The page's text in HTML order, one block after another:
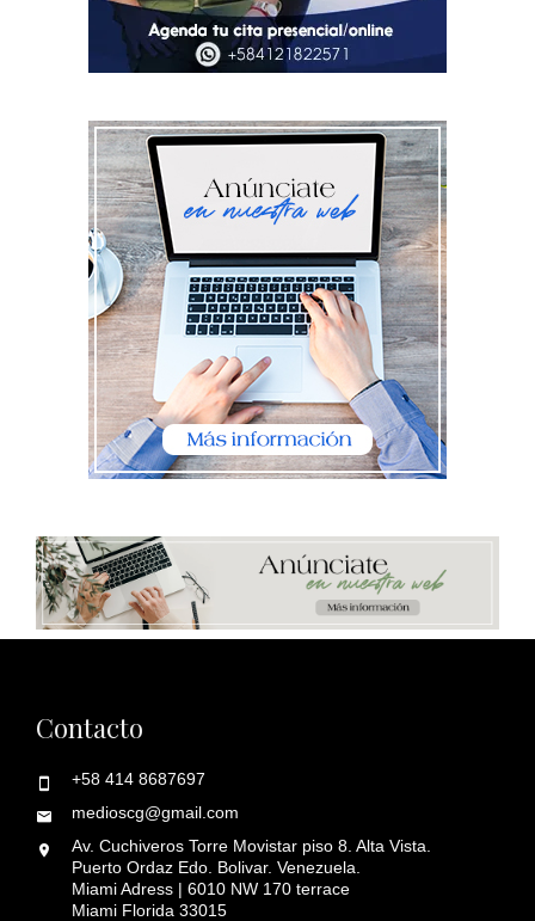
Contacto
+58 414 8687697
medioscg@gmail.com
Av. Cuchiveros Torre Movistar piso 8. Alta Vista.
Puerto Ordaz Edo. Bolivar. Venezuela.
Miami Adress | 6010 NW 170 terrace
Miami Florida 33015